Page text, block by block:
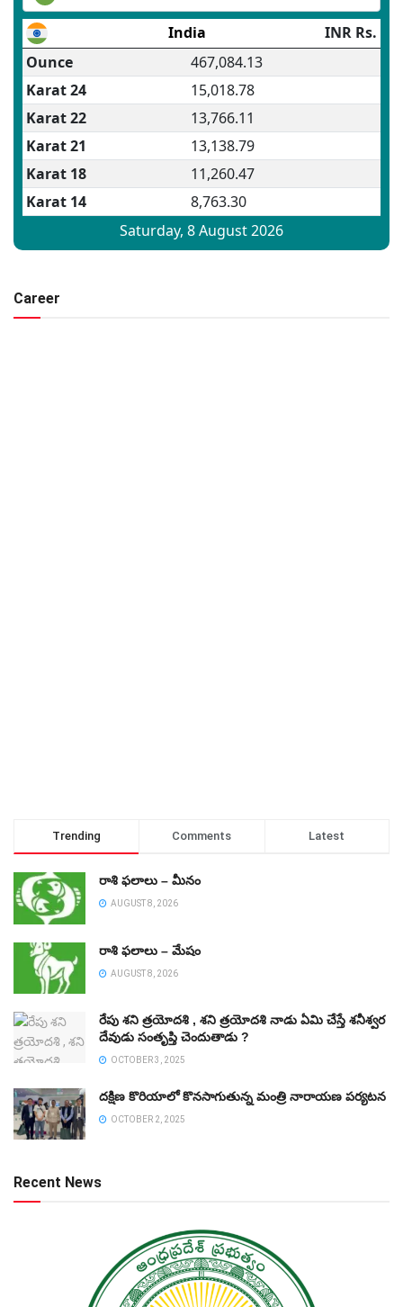
Career
Trending Comments Latest
రాశి ఫలాలు – మీనం
AUGUST 8, 2026
రాశి ఫలాలు – మేషం
AUGUST 8, 2026
రేపు శని త్రయోదశి , శని త్రయోదశి నాడు ఏమి చేస్తే శనీశ్వర
దేవుడు సంతృప్తి చెందుతాడు ?
OCTOBER 3, 2025
దక్షిణ కొరియాలో కొనసాగుతున్న మంత్రి నారాయణ పర్యటన
OCTOBER 2, 2025
Recent News